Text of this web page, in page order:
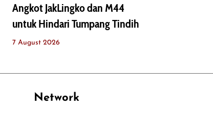
Angkot JakLingko dan M44
untuk Hindari Tumpang Tindih
7 August 2026
Network